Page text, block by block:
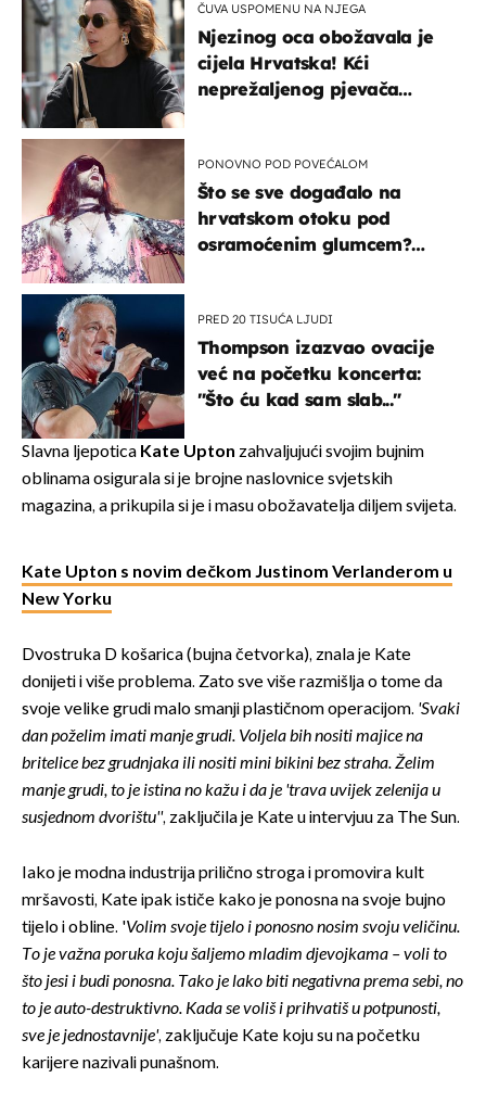
ČUVA USPOMENU NA NJEGA
Njezinog oca obožavala je
cijela Hrvatska! Kći
neprežaljenog pjevača
PONOVNO POD POVEĆALOM
Što se sve događalo na
hrvatskom otoku pod
osramoćenim glumcem?
PRED 20 TISUĆA LJUDI
Thompson izazvao ovacije
već na početku koncerta:
"Što ću kad sam slab..."
Slavna ljepotica Kate Upton zahvaljujući svojim bujnim
oblinama osigurala si je brojne naslovnice svjetskih
magazina, a prikupila si je i masu obožavatelja diljem svijeta.
Kate Upton s novim dečkom Justinom Verlanderom u
New Yorku
Dvostruka D košarica (bujna četvorka), znala je Kate
donijeti i više problema. Zato sve više razmišlja o tome da
svoje velike grudi malo smanji plastičnom operacijom. 'Svaki
dan poželim imati manje grudi. Voljela bih nositi majice na
britelice bez grudnjaka ili nositi mini bikini bez straha. Želim
manje grudi, to je istina no kažu i da je 'trava uvijek zelenija u
susjednom dvorištu'', zaključila je Kate u intervjuu za The Sun.
Iako je modna industrija prilično stroga i promovira kult
mršavosti, Kate ipak ističe kako je ponosna na svoje bujno
tijelo i obline. 'Volim svoje tijelo i ponosno nosim svoju veličinu.
To je važna poruka koju šaljemo mladim djevojkama – voli to
što jesi i budi ponosna. Tako je lako biti negativna prema sebi, no
to je auto-destruktivno. Kada se voliš i prihvatiš u potpunosti,
sve je jednostavnije', zaključuje Kate koju su na početku
karijere nazivali punašnom.